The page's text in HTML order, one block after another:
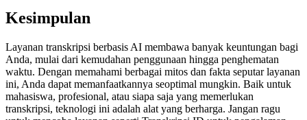
Kesimpulan
Layanan transkripsi berbasis AI membawa banyak keuntungan bagi
Anda, mulai dari kemudahan penggunaan hingga penghematan
waktu. Dengan memahami berbagai mitos dan fakta seputar layanan
ini, Anda dapat memanfaatkannya seoptimal mungkin. Baik untuk
mahasiswa, profesional, atau siapa saja yang memerlukan
transkripsi, teknologi ini adalah alat yang berharga. Jangan ragu